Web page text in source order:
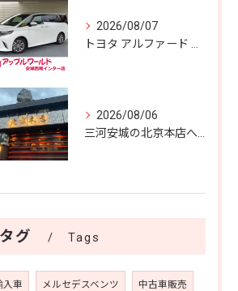
2026/08/07
2026/08/06
タグ Tags
入車 メルセデスベンツ 中古車販売